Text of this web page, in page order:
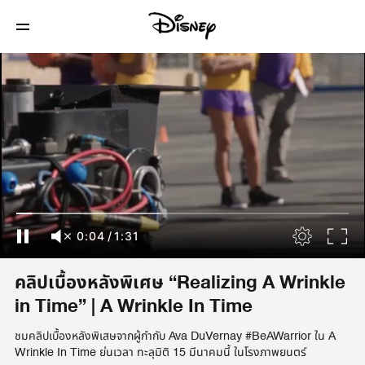
0:04 /1:31
คลิปเบื้องหลังพิเศษ “Realizing A Wrinkle
in Time” | A Wrinkle In Time
ชมคลิปเบื้องหลังพิเสษจากผู้กำกับ Ava DuVernay #BeAWarrior ใน A
Wrinkle In Time ย่นเวลา ทะลุมิติ 15 มีนาคมนี้ ในโรงภาพยนตร์